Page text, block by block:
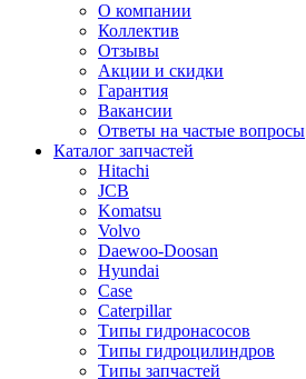
О компании
Коллектив
Отзывы
Акции и скидки
Гарантия
Вакансии
Ответы на частые вопросы
Каталог запчастей
Hitachi
JCB
Komatsu
Volvo
Daewoo-Doosan
Hyundai
Case
Caterpillar
Типы гидронасосов
Типы гидроцилиндров
Типы запчастей